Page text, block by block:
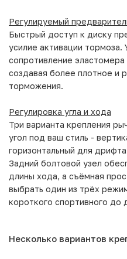
Регулируемый
Быстрый доступ к диску
усилие активации тормоза.
сопротивление
создавая более плотное и
торможения.
Регулировка угла и хода
Три варианта крепления
угол под ваш стиль -
горизонтальный для
Задний болтовой узел
длины хода, а съёмная
выбрать один из трёх
короткого спортивного до
Несколько вариантов